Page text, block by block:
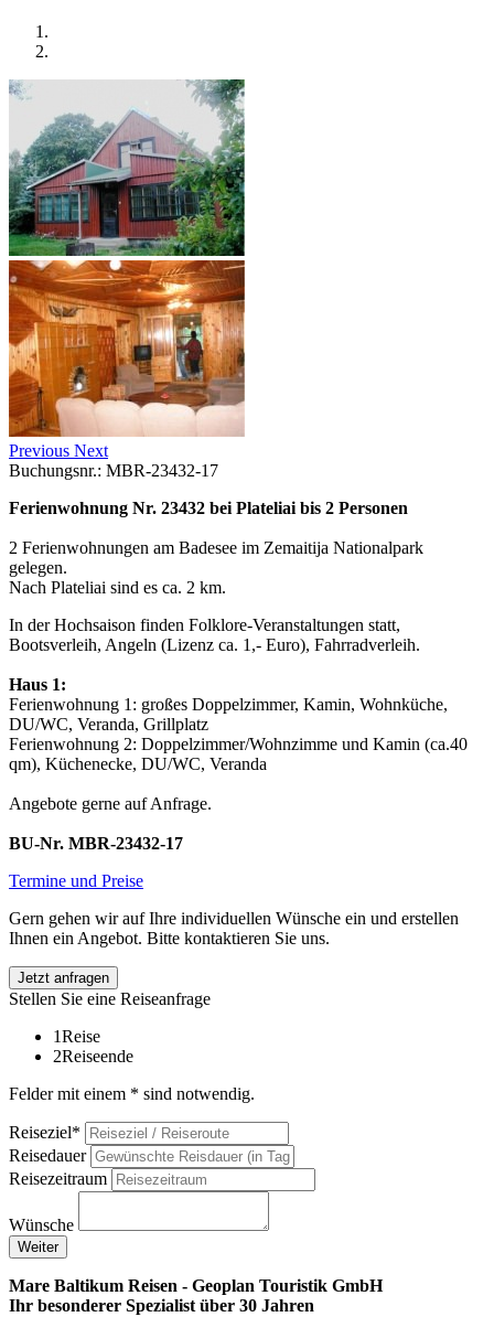
Previous Next
Buchungsnr.: MBR-23432-17
Ferienwohnung Nr. 23432 bei Plateliai bis 2 Personen
2 Ferienwohnungen am Badesee im Zemaitija Nationalpark
gelegen.
Nach Plateliai sind es ca. 2 km.
In der Hochsaison finden Folklore-Veranstaltungen statt,
Bootsverleih, Angeln (Lizenz ca. 1,- Euro), Fahrradverleih.
Haus 1:
Ferienwohnung 1: großes Doppelzimmer, Kamin, Wohnküche,
DU/WC, Veranda, Grillplatz
Ferienwohnung 2: Doppelzimmer/Wohnzimme und Kamin (ca.40
qm), Küchenecke, DU/WC, Veranda
Angebote gerne auf Anfrage.
BU-Nr. MBR-23432-17
Termine und Preise
Gern gehen wir auf Ihre individuellen Wünsche ein und erstellen
Ihnen ein Angebot. Bitte kontaktieren Sie uns.
Jetzt anfragen
Stellen Sie eine Reiseanfrage
1Reise
2Reiseende
Felder mit einem * sind notwendig.
Reiseziel*
Reisedauer
Reisezeitraum
Wünsche
Weiter
Mare Baltikum Reisen - Geoplan Touristik GmbH
Ihr besonderer Spezialist über 30 Jahren